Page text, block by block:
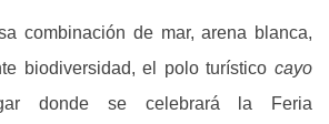
combinación de mar, arena blanca,
biodiversidad, el polo turístico cayo
donde se celebrará la Feria